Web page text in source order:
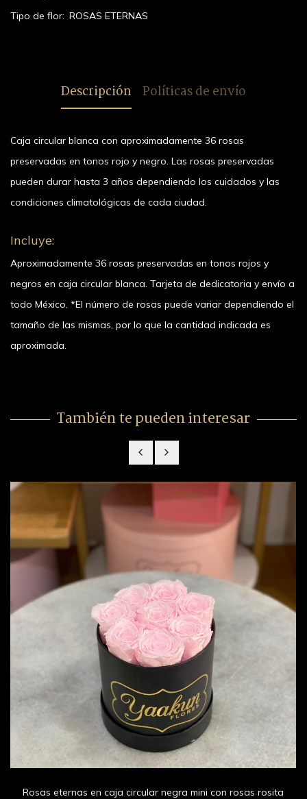
Tipo de flor: ROSAS ETERNAS
Descripción Políticas de envío
Caja circular blanca con aproximadamente 36 rosas
preservadas en tonos rojo y negro. Las rosas preservadas
pueden durar hasta 3 años dependiendo los cuidados y las
condiciones climatológicas de cada ciudad.
Incluye:
Aproximadamente 36 rosas preservadas en tonos rojos y
negros en caja circular blanca. Tarjeta de dedicatoria y envío a
todo México. *El número de rosas puede variar dependiendo el
tamaño de las mismas, por lo que la cantidad indicada es
aproximada.
También te pueden interesar
Rosas eternas en caja circular negra mini con rosas rosita